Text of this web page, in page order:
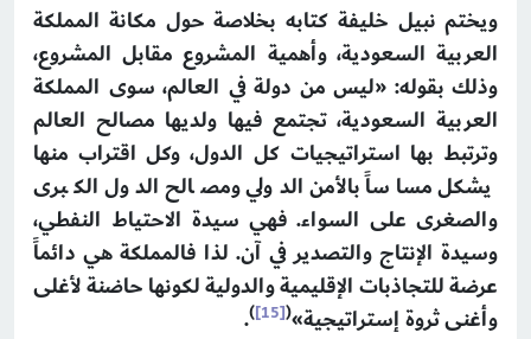
ويختم نبيل خليفة كتابه بخلاصة حول مكانة المملكة
العربية السعودية، وأهمية المشروع مقابل المشروع،
وذلك بقوله: «ليس من دولة في العالم، سوى المملكة
العربية السعودية، تجتمع فيها ولديها مصالح العالم
وترتبط بها استراتيجيات كل الدول، وكل اقتراب منها
يشكل مساساً بالأمن الدولي ومصالح الدول الكبرى
والصغرى على السواء. فهي سيدة الاحتياط النفطي،
وسيدة الإنتاج والتصدير في آن. لذا فالمملكة هي دائماً
عرضة للتجاذبات الإقليمية والدولية لكونها حاضنة لأغلى
وأغنى ثروة إستراتيجية»(
[15]
)
.